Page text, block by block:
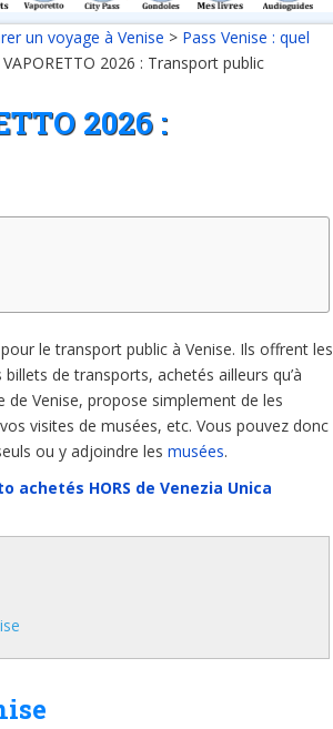
un voyage à Venise > Pass Venise : quel
2026 : Transport public
2026 :
le transport public à Venise. Ils offrent les
de transports, achetés ailleurs qu’à
de Venise, propose simplement de les
visites de musées, etc. Vous pouvez donc
ou y adjoindre les musées.
achetés HORS de Venezia Unica